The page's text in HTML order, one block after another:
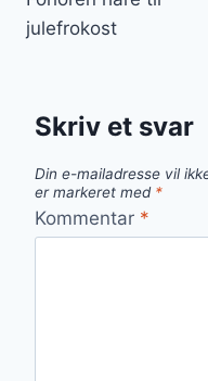
julefrokost
Skriv et svar
Din e-mailadresse vil
er markeret med *
Kommentar *